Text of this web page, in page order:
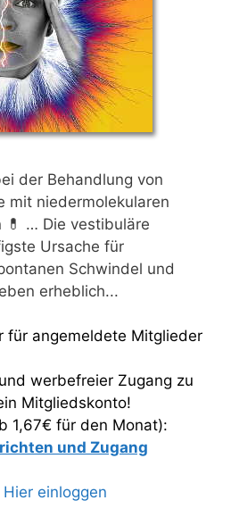
der Behandlung von
mit niedermolekularen
💊 … Die vestibuläre
Ursache für
Schwindel und
erheblich...
für angemeldete Mitglieder
werbefreier Zugang zu
Mitgliedskonto!
1,67€ für den Monat):
und Zugang
Hier einloggen